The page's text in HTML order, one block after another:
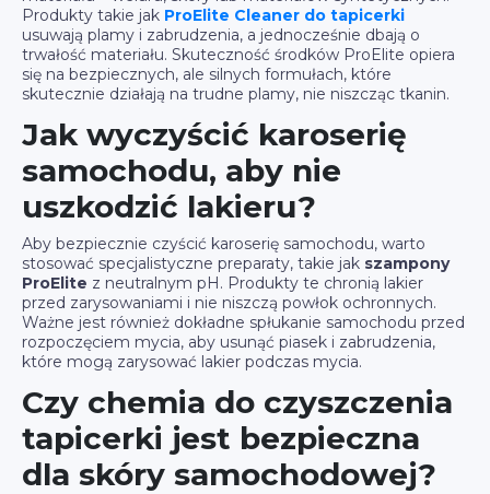
Produkty takie jak ProElite Cleaner do tapicerki
usuwają plamy i zabrudzenia, a jednocześnie dbają o
trwałość materiału. Skuteczność środków ProElite opiera
się na bezpiecznych, ale silnych formułach, które
skutecznie działają na trudne plamy, nie niszcząc tkanin.
Jak wyczyścić karoserię
samochodu, aby nie
uszkodzić lakieru?
Aby bezpiecznie czyścić karoserię samochodu, warto
stosować specjalistyczne preparaty, takie jak szampony
ProElite z neutralnym pH. Produkty te chronią lakier
przed zarysowaniami i nie niszczą powłok ochronnych.
Ważne jest również dokładne spłukanie samochodu przed
rozpoczęciem mycia, aby usunąć piasek i zabrudzenia,
które mogą zarysować lakier podczas mycia.
Czy chemia do czyszczenia
tapicerki jest bezpieczna
dla skóry samochodowej?